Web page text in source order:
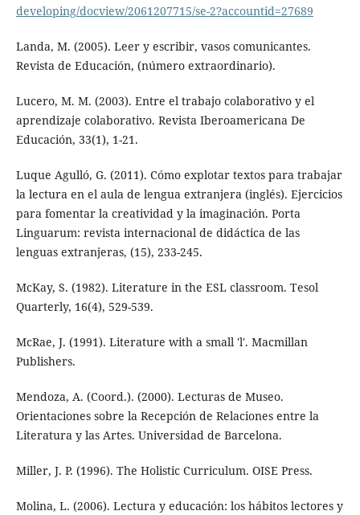
developing/docview/2061207715/se-2?accountid=27689
Landa, M. (2005). Leer y escribir, vasos comunicantes.
Revista de Educación, (número extraordinario).
Lucero, M. M. (2003). Entre el trabajo colaborativo y el
aprendizaje colaborativo. Revista Iberoamericana De
Educación, 33(1), 1-21.
Luque Agulló, G. (2011). Cómo explotar textos para trabajar
la lectura en el aula de lengua extranjera (inglés). Ejercicios
para fomentar la creatividad y la imaginación. Porta
Linguarum: revista internacional de didáctica de las
lenguas extranjeras, (15), 233-245.
McKay, S. (1982). Literature in the ESL classroom. Tesol
Quarterly, 16(4), 529-539.
McRae, J. (1991). Literature with a small 'l'. Macmillan
Publishers.
Mendoza, A. (Coord.). (2000). Lecturas de Museo.
Orientaciones sobre la Recepción de Relaciones entre la
Literatura y las Artes. Universidad de Barcelona.
Miller, J. P. (1996). The Holistic Curriculum. OISE Press.
Molina, L. (2006). Lectura y educación: los hábitos lectores y